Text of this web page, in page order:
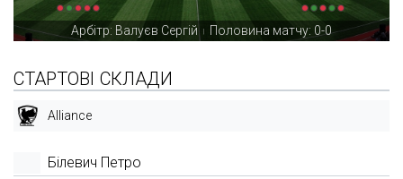
Арбітр: Валуєв Сергій | Половина матчу: 0-0
СТАРТОВІ СКЛАДИ
Alliance
Білевич Петро